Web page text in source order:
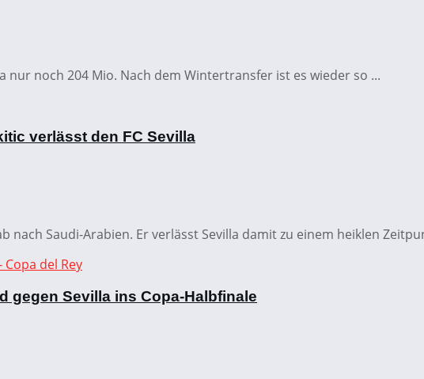
nur noch 204 Mio. Nach dem Wintertransfer ist es wieder so ...
verlässt den FC Sevilla
nach Saudi-Arabien. Er verlässt Sevilla damit zu einem heiklen
gegen Sevilla ins Copa-Halbfinale